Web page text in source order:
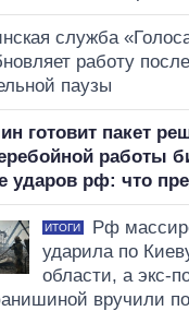
служба
работу после
паузы
готовит пакет
работы
ударов рф: что
ИТОГИ
Рф
ударила по
области, а экс-
вручили